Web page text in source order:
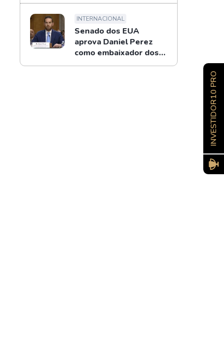
INTERNACIONAL
Senado dos EUA
aprova Daniel Perez
como embaixador dos
EUA no Brasil
INVESTIDOR10 PRO